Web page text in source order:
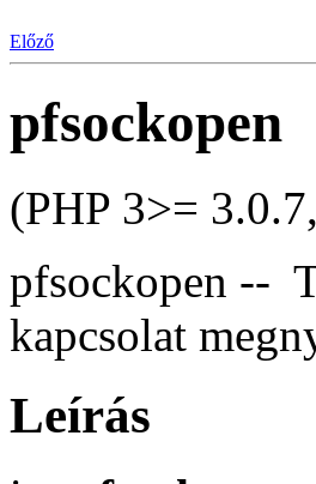
Előző
pfsockopen
(PHP 3>=
pfsockopen --
kapcsolat
Leírás